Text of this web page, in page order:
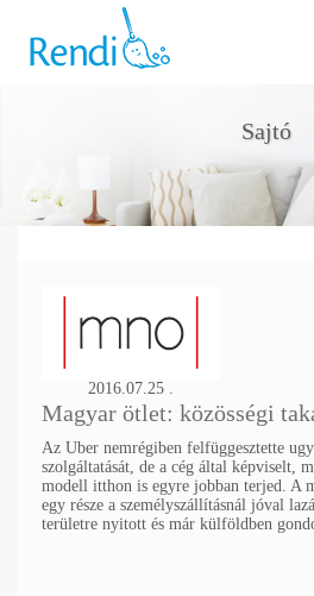
Sajtó
2016.07.25 .
Magyar ötlet: közösségi
Az Uber nemrégiben felfüggesztette
szolgáltatását, de a cég által képviselt,
modell itthon is egyre jobban terjed. A
egy része a személyszállításnál jóval
területre nyitott és már külföldben